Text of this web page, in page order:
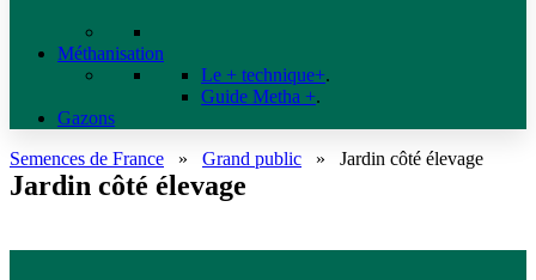
Méthanisation
Le + technique+.
Guide Metha +.
Gazons
Semences de France » Grand public » Jardin côté élevage
Jardin côté élevage